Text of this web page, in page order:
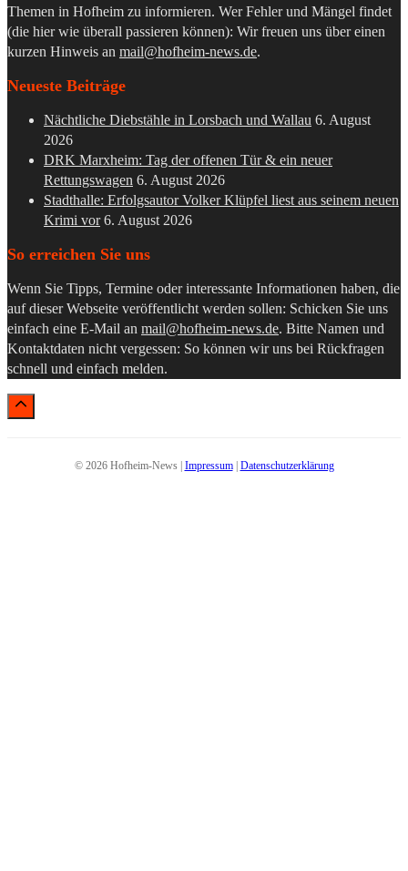
Themen in Hofheim zu informieren. Wer Fehler und Mängel findet
(die hier wie überall passieren können): Wir freuen uns über einen
kurzen Hinweis an mail@hofheim-news.de.
Neueste Beiträge
Nächtliche Diebstähle in Lorsbach und Wallau 6. August
2026
DRK Marxheim: Tag der offenen Tür & ein neuer
Rettungswagen 6. August 2026
Stadthalle: Erfolgsautor Volker Klüpfel liest aus seinem neuen
Krimi vor 6. August 2026
So erreichen Sie uns
Wenn Sie Tipps, Termine oder interessante Informationen haben, die
auf dieser Webseite veröffentlicht werden sollen: Schicken Sie uns
einfach eine E-Mail an mail@hofheim-news.de. Bitte Namen und
Kontaktdaten nicht vergessen: So können wir uns bei Rückfragen
schnell und einfach melden.
© 2026 Hofheim-News | Impressum| Datenschutzerklärung